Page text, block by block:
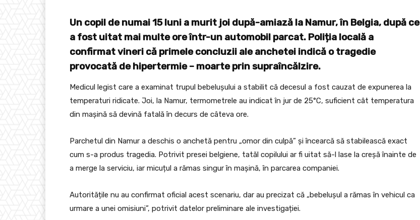
Un copil de numai 15 luni a murit joi după-amiază la Namur, în Belgia, după ce
a fost uitat mai multe ore într-un automobil parcat. Poliția locală a
confirmat vineri că primele concluzii ale anchetei indică o tragedie
provocată de hipertermie – moarte prin supraîncălzire.
Medicul legist care a examinat trupul bebelușului a stabilit că decesul a fost cauzat de expunerea la
temperaturi ridicate. Joi, la Namur, termometrele au indicat în jur de 25°C, suficient cât temperatura
din mașină să devină fatală în decurs de câteva ore.
Parchetul din Namur a deschis o anchetă pentru „omor din culpă” și încearcă să stabilească exact
cum s-a produs tragedia. Potrivit presei belgiene, tatăl copilului ar fi uitat să-l lase la creșă înainte de
a merge la serviciu, iar micuțul a rămas singur în mașină, în parcarea companiei.
Autoritățile nu au confirmat oficial acest scenariu, dar au precizat că „bebelușul a rămas în vehicul ca
urmare a unei omisiuni”, potrivit datelor preliminare ale investigației.